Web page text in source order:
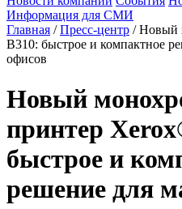
Информация для СМИ
Главная / Пресс-центр / Новый
B310: быстрое и компактное
офисов
Новый
принтер
быстрое и
решение для